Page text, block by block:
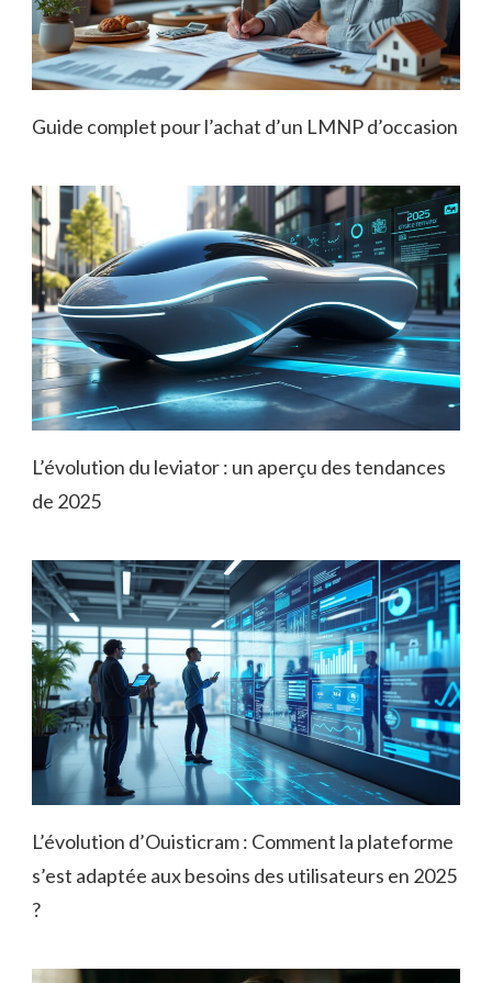
Guide complet pour l’achat d’un LMNP d’occasion
L’évolution du leviator : un aperçu des tendances
de 2025
L’évolution d’Ouisticram : Comment la plateforme
s’est adaptée aux besoins des utilisateurs en 2025
?